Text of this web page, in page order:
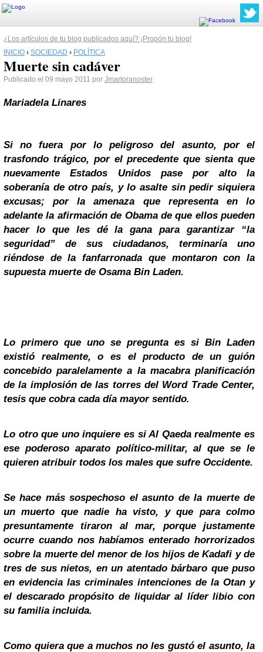
¿Los artículos de tu blog publicados aquí? ¡Propón tu blog!
INICIO › SOCIEDAD › POLÍTICA
Muerte sin cadáver
Publicado el 09 mayo 2011 por Jmartoranoster
Mariadela Linares
Si no fuera por lo peligroso del asunto, por el
trasfondo trágico, por el precedente que sienta que
nuevamente Estados Unidos pase por alto la
soberanía de otro país, y lo asalte sin pedir siquiera
excusas; por la amenaza que representa en lo
adelante la afirmación de Obamade que ellos pueden
hacer lo que les dé la gana para garantizar “la
seguridad” de sus ciudadanos, terminaría uno
riéndose de la fanfarronada que montaron con la
supuesta muerte de Osama Bin Laden.
Lo primero que uno se pregunta es si Bin Laden
existió realmente, o es el producto de un guión
concebido paralelamente a la macabra planificación
de la implosión de las torres del Word Trade Center,
tesis que cobra cada día mayor sentido.
Lo otro que uno inquiere es si Al Qaeda realmente es
ese poderoso aparato político-militar, al que se le
quieren atribuir todos los males que sufre Occidente.
Se hace más sospechoso el asunto de la muerte de
un muerto que nadie ha visto, y que para colmo
presuntamente tiraron al mar, porque justamente
ocurre cuando nos habíamos enterado horrorizados
sobre la muerte del menor de los hijos de Kadafi y de
tres de sus nietos, en un atentado bárbaro que puso
en evidencia las criminales intenciones de la Otan y
el descarado propósito de liquidar al líder libio con
su familia incluida.
Como quiera que a muchos no les gustó el asunto, la